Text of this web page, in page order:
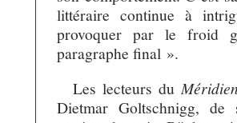
littéraire continue à
provoquer par le froid
paragraphe final ».
Les lecteurs du
Dietmar Goltschnigg, de